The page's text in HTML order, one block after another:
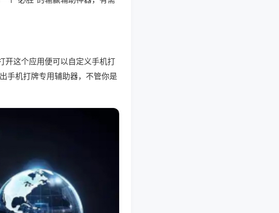
开这个应用便可以自定义手机打
手机打牌专用辅助器，不管你是